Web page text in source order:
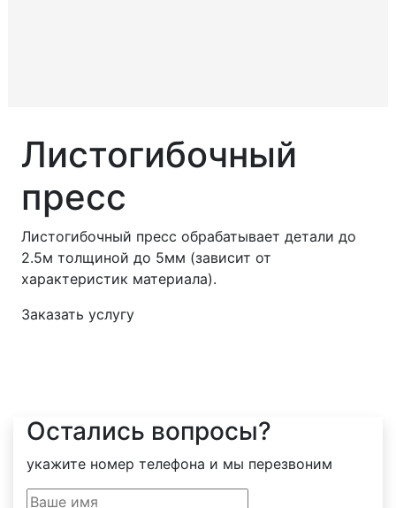
Листогибочный
пресс
Листогибочный пресс обрабатывает детали до
2.5м толщиной до 5мм (зависит от
характеристик материала).
Заказать услугу
Остались вопросы?
укажите номер телефона и мы перезвоним